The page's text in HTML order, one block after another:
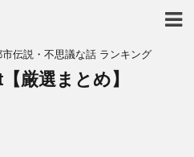
伝説・不思議な話 ランキング
厳選まとめ】